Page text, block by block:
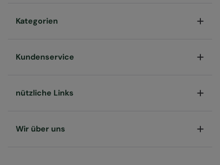
Kategorien
Kundenservice
nützliche Links
Wir über uns